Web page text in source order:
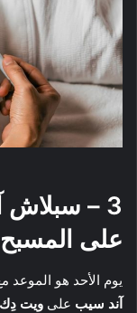
3 –
سبلاش
على المسبح
يوم الأحد هو الموعد
آند سيب على ويت دِك